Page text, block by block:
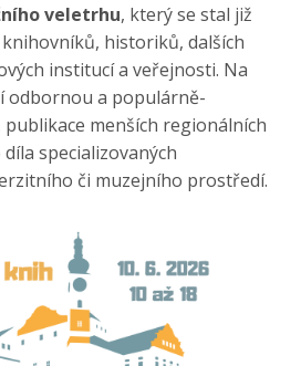
veletrhu, který se stal již
historiků, dalších
institucí a veřejnosti. Na
odbornou a populárně-
menších regionálních
specializovaných
či muzejního prostředí.